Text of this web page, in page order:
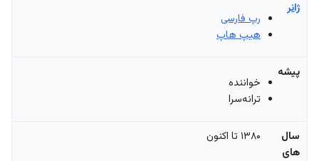
ژانر
رپ فارسی
هیپ هاپ
پیشه
خواننده
ترانه‌سرا
سال‌
های
۱۳۸۰ تا اکنون